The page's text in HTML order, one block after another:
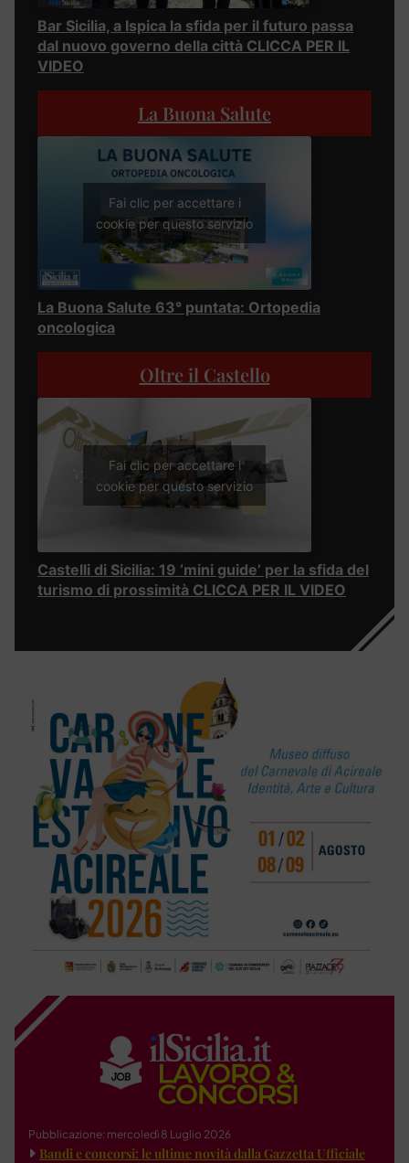
Bar Sicilia, a Ispica la sfida per il futuro passa
dal nuovo governo della città CLICCA PER IL
VIDEO
La Buona Salute
Fai clic per accettare i
cookie per questo servizio
La Buona Salute 63° puntata: Ortopedia
oncologica
Oltre il Castello
Fai clic per accettare i
cookie per questo servizio
Castelli di Sicilia: 19 ‘mini guide’ per la sfida del
turismo di prossimità CLICCA PER IL VIDEO
Pubblicazione: mercoledì 8 Luglio 2026
Bandi e concorsi: le ultime novità dalla Gazzetta Ufficiale